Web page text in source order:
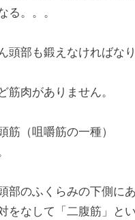
る。。。
頭部も鍛えなければなり
筋肉がありません。
筋（咀嚼筋の一種）
部のふくらみの下側に
をなして「二腹筋」と